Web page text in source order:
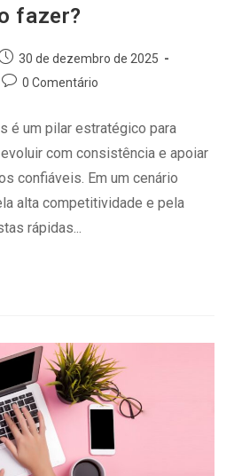
fazer?
30 de dezembro de 2025
0 Comentário
é um pilar estratégico para
com consistência e apoiar
confiáveis. Em um cenário
alta competitividade e pela
rápidas...